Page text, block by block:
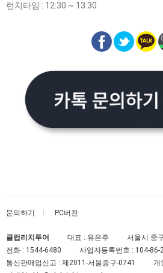
런치타임 : 12:30 ~ 13:30
문의하기 PC버전
클럽리치투어 대표 : 유은주
서울시 중
전화 : 1544-6480 사업자등록번호 : 104-86-
통신판매업신고 : 제2011-서울중구-0741
개